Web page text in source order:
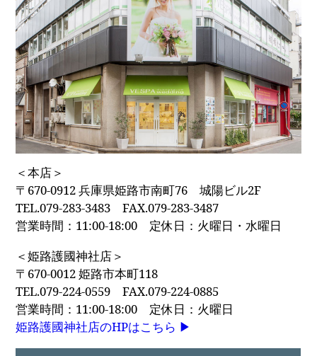
＜本店＞
〒670-0912 兵庫県姫路市南町76 城陽ビル2F
TEL.079-283-3483 FAX.079-283-3487
営業時間：11:00-18:00 定休日：火曜日・水曜日
＜姫路護國神社店＞
〒670-0012 姫路市本町118
TEL.079-224-0559FAX.079-224-0885
営業時間：11:00-18:00 定休日：火曜日
姫路護國神社店のHPはこちら ▶︎